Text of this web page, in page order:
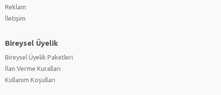
Reklam
İletişim
Bireysel Üyelik
Bireysel Üyelik Paketleri
İlan Verme Kuralları
Kullanım Koşulları